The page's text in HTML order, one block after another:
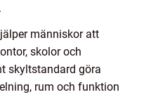
människor att
skolor och
skyltstandard göra
rum och funktion